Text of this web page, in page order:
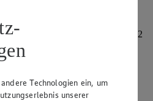
GmbH, Drosselstieg 77, 21682
Technologien ein, um
unserer